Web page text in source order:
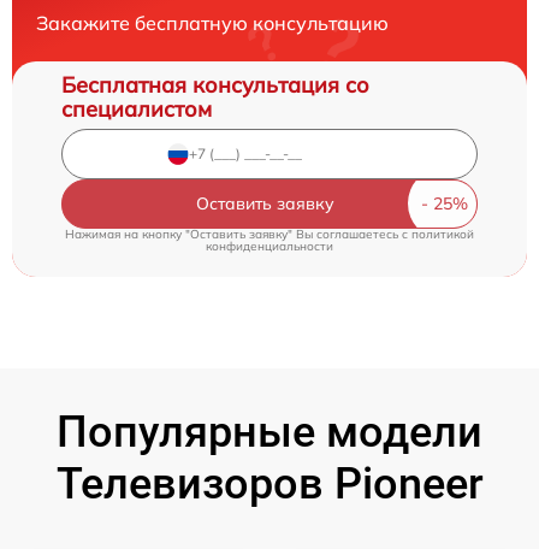
Закажите бесплатную консультацию
Бесплатная консультация со
специалистом
Оставить заявку
Нажимая на кнопку "Оставить заявку" Вы соглашаетесь cполитикой
конфиденциальности
Популярные модели
Телевизоров Pioneer